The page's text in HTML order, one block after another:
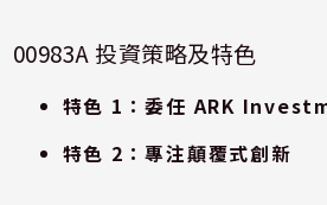
00983A 投資策略及特色
特色 1 ：委任 ARK
特色 2 ：專注顛覆式創新